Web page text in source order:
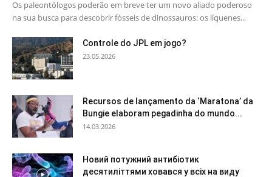
Os paleontólogos poderão em breve ter um novo aliado poderoso
na sua busca para descobrir fósseis de dinossauros: os líquenes...
Controle do JPL em jogo?
23.05.2026
Recursos de lançamento da ‘Maratona’ da
Bungie elaboram pegadinha do mundo...
14.03.2026
Новий потужний антибіотик
десятиліттями ховався у всіх на виду